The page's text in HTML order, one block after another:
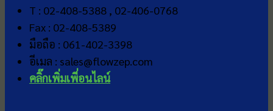
T : 02-408-5388 , 02-406-0768
Fax : 02-408-5389
มือถือ : 061-402-3398
อีเมล : sales@flowzep.com
คลิ๊กเพิ่มเพี่อนไลน์